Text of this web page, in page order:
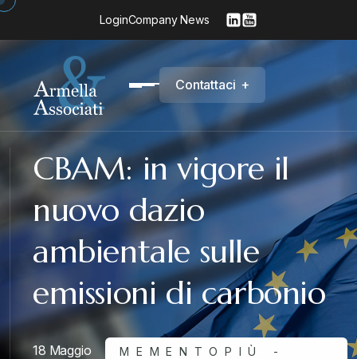
LoginCompany News
Contattaci +
CBAM: in vigore il
nuovo dazio
ambientale sulle
emissioni di carbonio
18 Maggio
MEMENTOPIÙ -